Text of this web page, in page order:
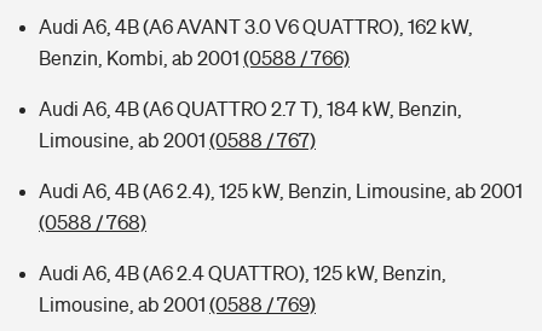
Audi A6, 4B (A6 AVANT 3.0 V6 QUATTRO), 162 kW,
Benzin, Kombi, ab 2001 (0588 / 766)
Audi A6, 4B (A6 QUATTRO 2.7 T), 184 kW, Benzin,
Limousine, ab 2001 (0588 / 767)
Audi A6, 4B (A6 2.4), 125 kW, Benzin, Limousine, ab 2001
(0588 / 768)
Audi A6, 4B (A6 2.4 QUATTRO), 125 kW, Benzin,
Limousine, ab 2001 (0588 / 769)